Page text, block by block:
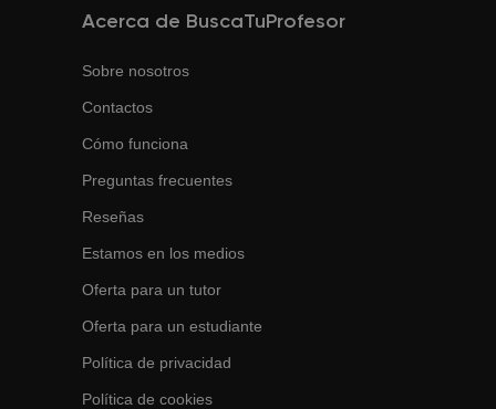
Acerca de BuscaTuProfesor
Sobre nosotros
Contactos
Cómo funciona
Preguntas frecuentes
Reseñas
Estamos en los medios
Oferta para un tutor
Oferta para un estudiante
Política de privacidad
Política de cookies